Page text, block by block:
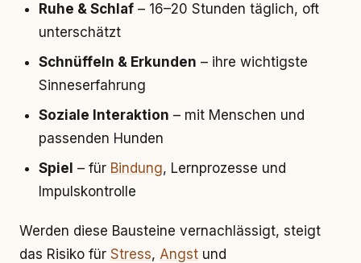
Ruhe & Schlaf – 16–20 Stunden täglich, oft
unterschätzt
Schnüffeln & Erkunden – ihre wichtigste
Sinneserfahrung
Soziale Interaktion – mit Menschen und
passenden Hunden
Spiel – für Bindung, Lernprozesse und
Impulskontrolle
Werden diese Bausteine vernachlässigt, steigt
das Risiko für Stress, Angst und